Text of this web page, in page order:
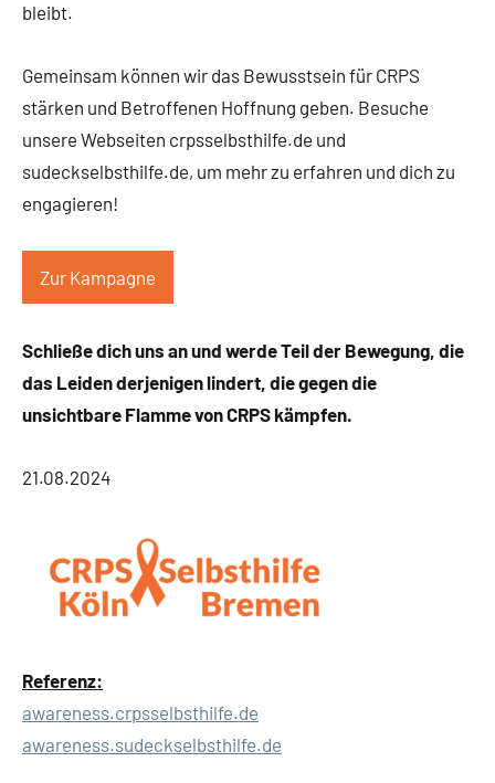
bleibt.
Gemeinsam können wir das Bewusstsein für CRPS
stärken und Betroffenen Hoffnung geben. Besuche
unsere Webseiten crpsselbsthilfe.de und
sudeckselbsthilfe.de, um mehr zu erfahren und dich zu
engagieren!
Zur Kampagne
Schließe dich uns an und werde Teil der Bewegung, die
das Leiden derjenigen lindert, die gegen die
unsichtbare Flamme von CRPS kämpfen.
21.08.2024
Referenz:
awareness.crpsselbsthilfe.de
awareness.sudeckselbsthilfe.de